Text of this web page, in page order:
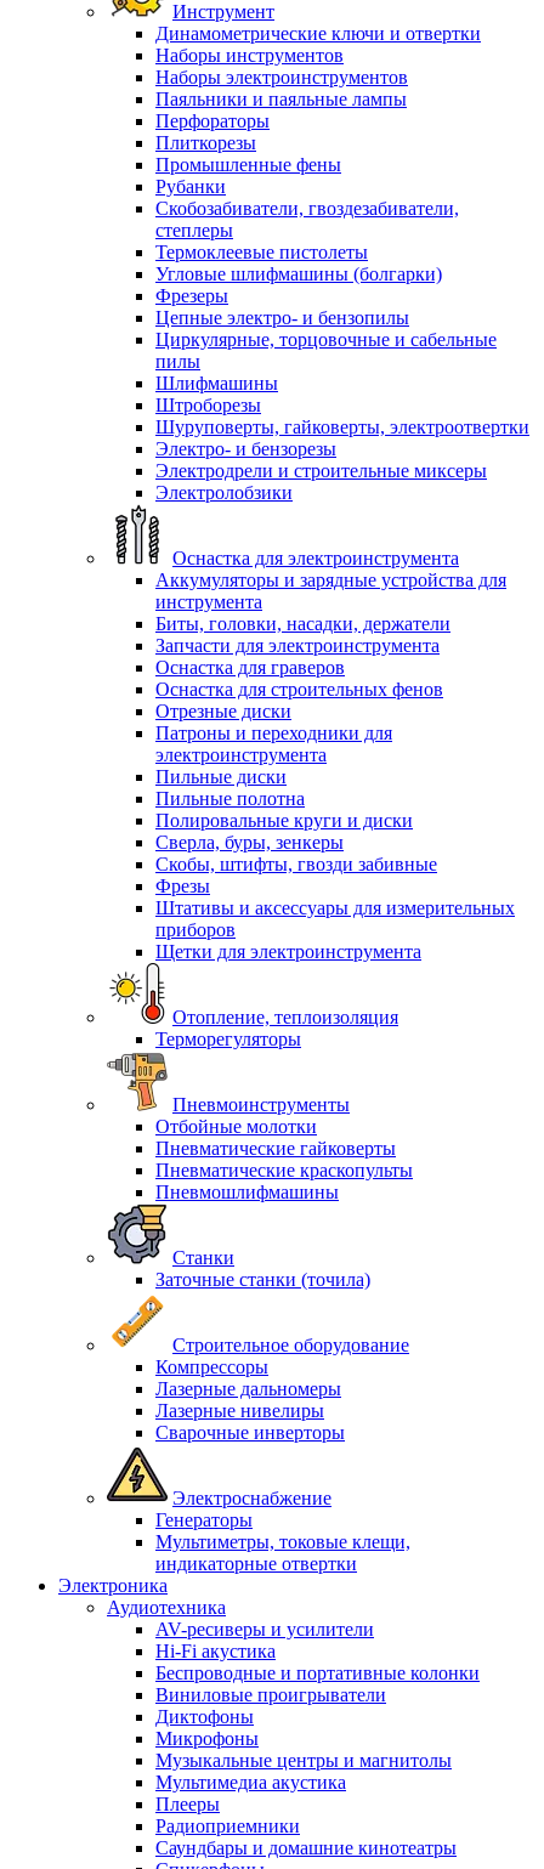
Инструмент
Динамометрические ключи и отвертки
Наборы инструментов
Наборы электроинструментов
Паяльники и паяльные лампы
Перфораторы
Плиткорезы
Промышленные фены
Рубанки
Скобозабиватели, гвоздезабиватели,
степлеры
Термоклеевые пистолеты
Угловые шлифмашины (болгарки)
Фрезеры
Цепные электро- и бензопилы
Циркулярные, торцовочные и сабельные
пилы
Шлифмашины
Штроборезы
Шуруповерты, гайковерты, электроотвертки
Электро- и бензорезы
Электродрели и строительные миксеры
Электролобзики
Оснастка для электроинструмента
Аккумуляторы и зарядные устройства для
инструмента
Биты, головки, насадки, держатели
Запчасти для электроинструмента
Оснастка для граверов
Оснастка для строительных фенов
Отрезные диски
Патроны и переходники для
электроинструмента
Пильные диски
Пильные полотна
Полировальные круги и диски
Сверла, буры, зенкеры
Скобы, штифты, гвозди забивные
Фрезы
Штативы и аксессуары для измерительных
приборов
Щетки для электроинструмента
Отопление, теплоизоляция
Терморегуляторы
Пневмоинструменты
Отбойные молотки
Пневматические гайковерты
Пневматические краскопульты
Пневмошлифмашины
Станки
Заточные станки (точила)
Строительное оборудование
Компрессоры
Лазерные дальномеры
Лазерные нивелиры
Сварочные инверторы
Электроснабжение
Генераторы
Мультиметры, токовые клещи,
индикаторные отвертки
Электроника
Аудиотехника
AV-ресиверы и усилители
Hi-Fi акустика
Беспроводные и портативные колонки
Виниловые проигрыватели
Диктофоны
Микрофоны
Музыкальные центры и магнитолы
Мультимедиа акустика
Плееры
Радиоприемники
Саундбары и домашние кинотеатры